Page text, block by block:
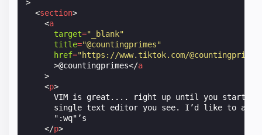
>
<section>
<a
target="_blank"
title="@countingprimes"
href="https://www.tiktok.com/
>@countingprimes</a
>
<p>
VIM is great.... right up until you start
single text editor you see. I’d like to
      ":wq"’s
</p>